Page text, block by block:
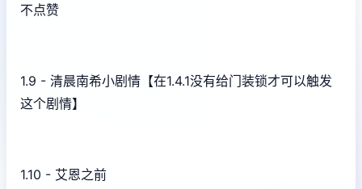
不点赞
1.9 - 清晨南希小剧情【在1.4.1没有给门装锁才可以触发
这个剧情】
1.10 - 艾恩之前